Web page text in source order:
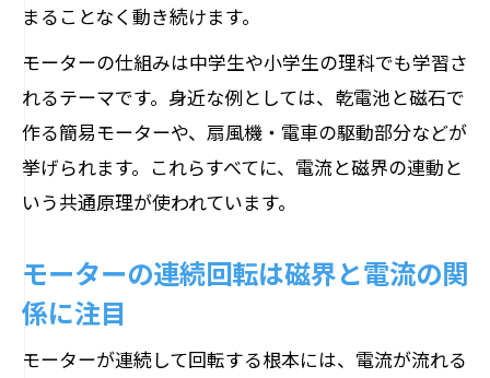
まることなく動き続けます。
モーターの仕組みは中学生や小学生の理科でも学習さ
れるテーマです。身近な例としては、乾電池と磁石で
作る簡易モーターや、扇風機・電車の駆動部分などが
挙げられます。これらすべてに、電流と磁界の連動と
いう共通原理が使われています。
モーターの連続回転は磁界と電流の関
係に注目
モーターが連続して回転する根本には、電流が流れる